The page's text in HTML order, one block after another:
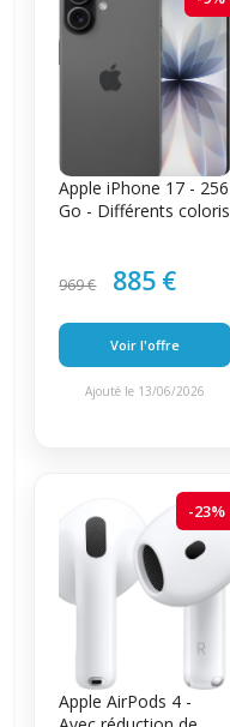
Apple iPhone 17 - 256
Go - Différents coloris
969 € 885 €
Voir l'offre
Ajouté le 13/06/2026
-23%
Apple AirPods 4 -